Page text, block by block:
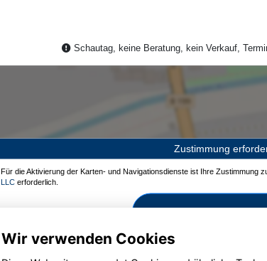
Schautag, keine Beratung, kein Verkauf,
Zustimmung
Für die Aktivierung der Karten- und Navigationsdienste ist Ihre Zustimmung
LLC erforderlich.
Wir verwenden Cookies